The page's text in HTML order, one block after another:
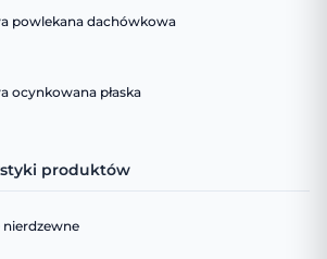
powlekana dachówkowa
ocynkowana płaska
produktów